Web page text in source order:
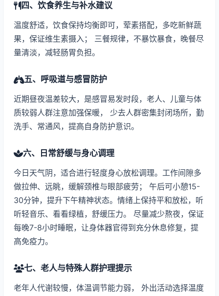
四、饮食养生与补水建议
温度舒适，饮食保持均衡即可，荤素搭配，多吃新鲜蔬
果，保证维生素摄入； 三餐规律，不暴饮暴食，晚餐尽
量清淡，减轻肠胃负担。
五、呼吸道与感冒防护
近期昼夜温差较大，是感冒易发时段，老人、儿童与体
质较弱人群注意加强保暖， 少去人群密集封闭场所，勤
洗手、常通风，提高自身防护意识。
六、日常舒缓与身心调理
今日天气阴，适合进行轻度身心放松调理。工作间隙多
做拉伸、远眺，缓解颈椎与眼部疲劳； 午后可小憩15-
30分钟，提升下午精神状态。情绪上保持平和放松，听
听轻音乐、看看绿植，舒缓压力。 尽量减少熬夜，保证
每晚7-8小时睡眠，让身体器官得到充分休息修复，提
高免疫力。
七、老人与特殊人群护理提示
老年人代谢较慢，体温调节能力弱， 外出活动选择温度